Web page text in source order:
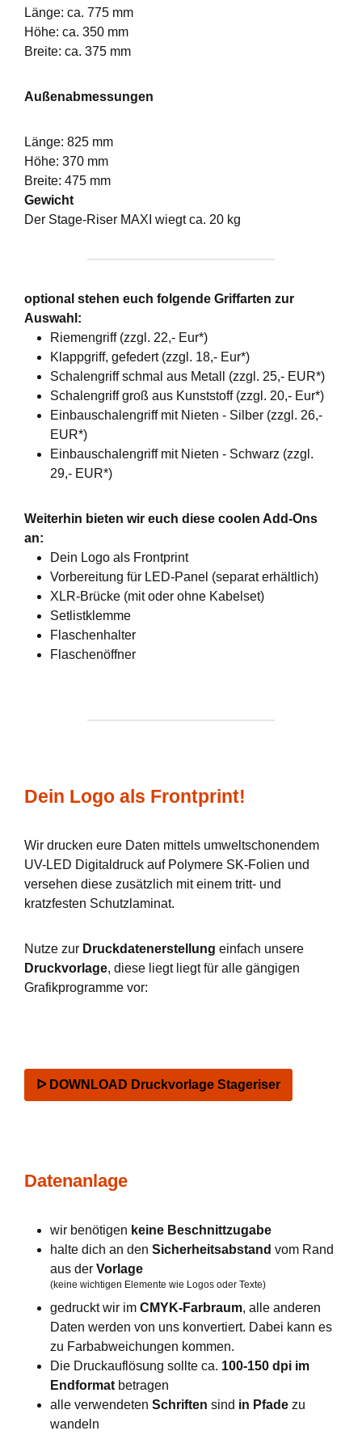
Länge: ca. 775 mm
Höhe: ca. 350 mm
Breite: ca. 375 mm
Außenabmessungen
Länge: 825 mm
Höhe: 370 mm
Breite: 475 mm
Gewicht
Der Stage-Riser MAXI wiegt ca. 20 kg
optional stehen euch folgende Griffarten zur
Auswahl:
Riemengriff (zzgl. 22,- Eur*)
Klappgriff, gefedert (zzgl. 18,- Eur*)
Schalengriff schmal aus Metall (zzgl. 25,- EUR*)
Schalengriff groß aus Kunststoff (zzgl. 20,- Eur*)
Einbauschalengriff mit Nieten - Silber (zzgl. 26,-
EUR*)
Einbauschalengriff mit Nieten - Schwarz (zzgl.
29,- EUR*)
Weiterhin bieten wir euch diese coolen Add-Ons
an:
Dein Logo als Frontprint
Vorbereitung für LED-Panel (separat erhältlich)
XLR-Brücke (mit oder ohne Kabelset)
Setlistklemme
Flaschenhalter
Flaschenöffner
Dein Logo als Frontprint!
Wir drucken eure Daten mittels umweltschonendem
UV-LED Digitaldruck auf Polymere SK-Folien und
versehen diese zusätzlich mit einem tritt- und
kratzfesten Schutzlaminat.
Nutze zur Druckdatenerstellung einfach unsere
Druckvorlage, diese liegt liegt für alle gängigen
Grafikprogramme vor:
ᐅ DOWNLOAD Druckvorlage Stageriser
Datenanlage
wir benötigen keine Beschnittzugabe
halte dich an den Sicherheitsabstand vom Rand
aus der Vorlage
(keine wichtigen Elemente wie Logos oder Texte)
gedruckt wir im CMYK-Farbraum, alle anderen
Daten werden von uns konvertiert. Dabei kann es
zu Farbabweichungen kommen.
Die Druckauflösung sollte ca. 100-150 dpi im
Endformat betragen
alle verwendeten Schriften sind in Pfade zu
wandeln